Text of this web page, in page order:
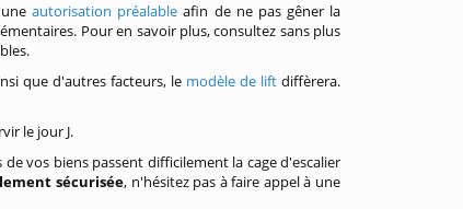
uneautorisation préalable afin de ne pas gêner la
Pour en savoir plus, consultez sans plus
que d'autres facteurs, le modèle de lift diffèrera.
le jour J.
vos biens passent difficilement la cage d'escalier
sécurisée, n'hésitez pas à faire appel à une